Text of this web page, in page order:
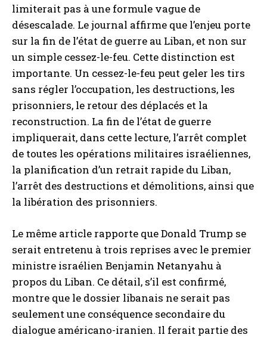
limiterait pas à une formule vague de
désescalade. Le journal affirme que l’enjeu porte
sur la fin de l’état de guerre au Liban, et non sur
un simple cessez-le-feu. Cette distinction est
importante. Un cessez-le-feu peut geler les tirs
sans régler l’occupation, les destructions, les
prisonniers, le retour des déplacés et la
reconstruction. La fin de l’état de guerre
impliquerait, dans cette lecture, l’arrêt complet
de toutes les opérations militaires israéliennes,
la planification d’un retrait rapide du Liban,
l’arrêt des destructions et démolitions, ainsi que
la libération des prisonniers.
Le même article rapporte que Donald Trump se
serait entretenu à trois reprises avec le premier
ministre israélien Benjamin Netanyahu à
propos du Liban. Ce détail, s’il est confirmé,
montre que le dossier libanais ne serait pas
seulement une conséquence secondaire du
dialogue américano-iranien. Il ferait partie des